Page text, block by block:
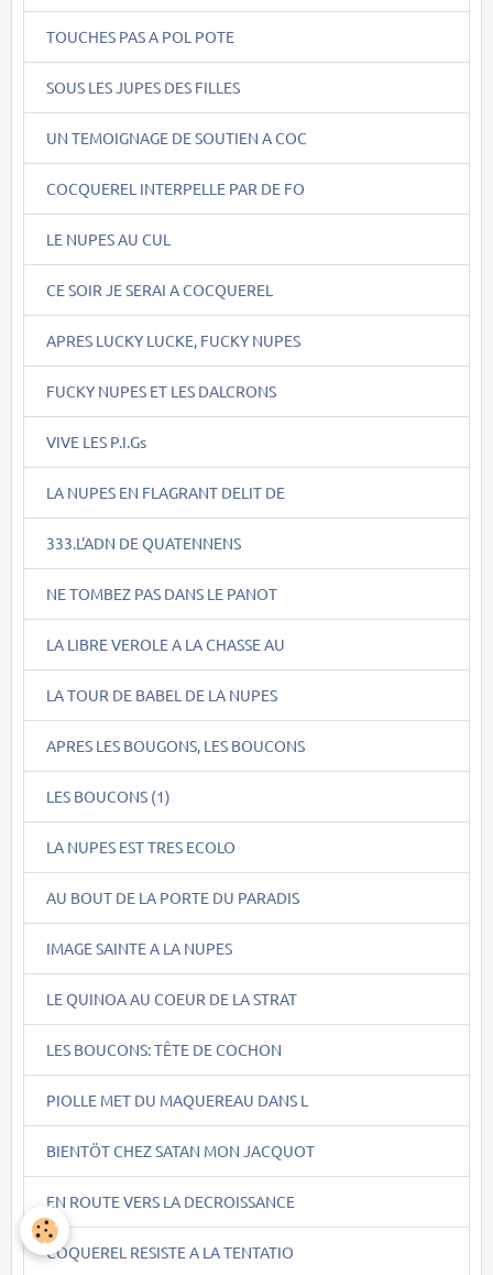
TOUCHES PAS A POL POTE
SOUS LES JUPES DES FILLES
UN TEMOIGNAGE DE SOUTIEN A COC
COCQUEREL INTERPELLE PAR DE FO
LE NUPES AU CUL
CE SOIR JE SERAI A COCQUEREL
APRES LUCKY LUCKE, FUCKY NUPES
FUCKY NUPES ET LES DALCRONS
VIVE LES P.I.Gs
LA NUPES EN FLAGRANT DELIT DE
333.L'ADN DE QUATENNENS
NE TOMBEZ PAS DANS LE PANOT
LA LIBRE VEROLE A LA CHASSE AU
LA TOUR DE BABEL DE LA NUPES
APRES LES BOUGONS, LES BOUCONS
LES BOUCONS (1)
LA NUPES EST TRES ECOLO
AU BOUT DE LA PORTE DU PARADIS
IMAGE SAINTE A LA NUPES
LE QUINOA AU COEUR DE LA STRAT
LES BOUCONS: TÊTE DE COCHON
PIOLLE MET DU MAQUEREAU DANS L
BIENTÖT CHEZ SATAN MON JACQUOT
EN ROUTE VERS LA DECROISSANCE
COQUEREL RESISTE A LA TENTATIO